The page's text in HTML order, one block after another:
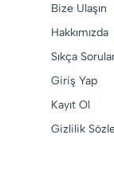
Bize Ulaşın
Hakkımızda
Sıkça
Giriş Yap
Kayıt Ol
Gizlilik